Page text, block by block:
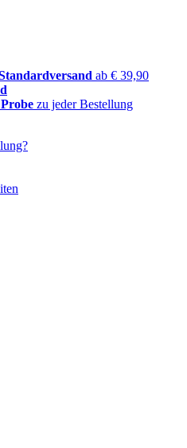
ab € 39,90
zu jeder Bestellung